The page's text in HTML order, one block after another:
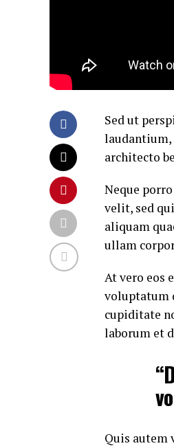
Sed ut
laudantium,
architecto
Neque
velit, sed
aliquam
ullam
At vero eos
voluptatum
cupiditate
laborum et
Quis autem